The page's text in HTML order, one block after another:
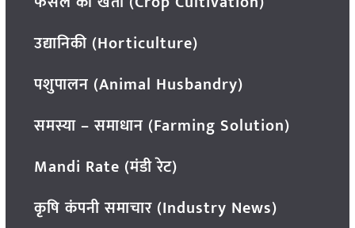
उद्यानिकी (Horticulture)
पशुपालन (Animal Husbandry)
समस्या – समाधान (Farming Solution)
Mandi Rate (मंडी रेट)
कृषि कंपनी समाचार (Industry News)